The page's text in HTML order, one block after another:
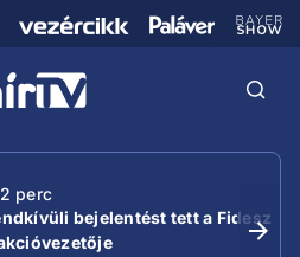
2 perc
bejelentést tett a Fidesz